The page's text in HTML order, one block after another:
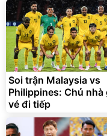
Bạt phủ xe ô tô cao
tráng nhôm 03 lớp
392.000đ
325.000đ
Đã bán nhiều
Soi trận Malaysia vs
Philippines: Chủ nhà
vé đi tiếp